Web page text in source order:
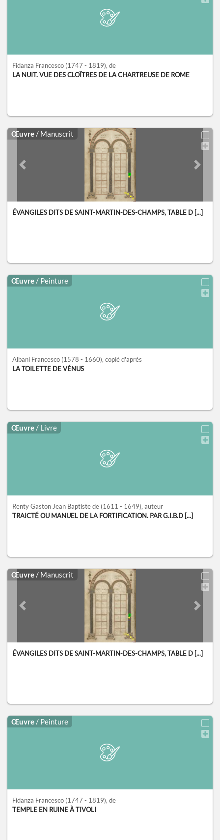
Fidanza Francesco (1747 - 1819), de
LA NUIT. VUE DES CLOÎTRES DE LA CHARTREUSE DE ROME
Œuvre / Manuscrit
Previous slide Next
ÉVANGILES DITS DE SAINT-MARTIN-DES-CHAMPS, TABLE D [...]
Œuvre / Peinture
Albani Francesco (1578 - 1660), copié d'après
LA TOILETTE DE VÉNUS
Œuvre / Livre
Renty Gaston Jean Baptiste de (1611 - 1649), auteur
TRAICTÉ OU MANUEL DE LA FORTIFICATION. PAR G.I.B.D [...]
Œuvre / Manuscrit
Previous slide Next
ÉVANGILES DITS DE SAINT-MARTIN-DES-CHAMPS, TABLE D [...]
Œuvre / Peinture
Fidanza Francesco (1747 - 1819), de
TEMPLE EN RUINE À TIVOLI